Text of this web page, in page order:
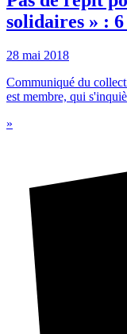
solidaires » :
28 mai 2018
Communiqué du
est membre, qui
»